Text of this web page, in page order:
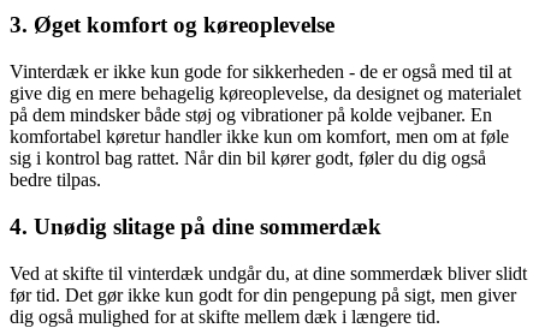
3. Øget komfort og køreoplevelse
Vinterdæk er ikke kun gode for sikkerheden - de er også med til at
give dig en mere behagelig køreoplevelse, da designet og materialet
på dem mindsker både støj og vibrationer på kolde vejbaner. En
komfortabel køretur handler ikke kun om komfort, men om at føle
sig i kontrol bag rattet. Når din bil kører godt, føler du dig også
bedre tilpas.
4. Unødig slitage på dine sommerdæk
Ved at skifte til vinterdæk undgår du, at dine sommerdæk bliver slidt
før tid. Det gør ikke kun godt for din pengepung på sigt, men giver
dig også mulighed for at skifte mellem dæk i længere tid.